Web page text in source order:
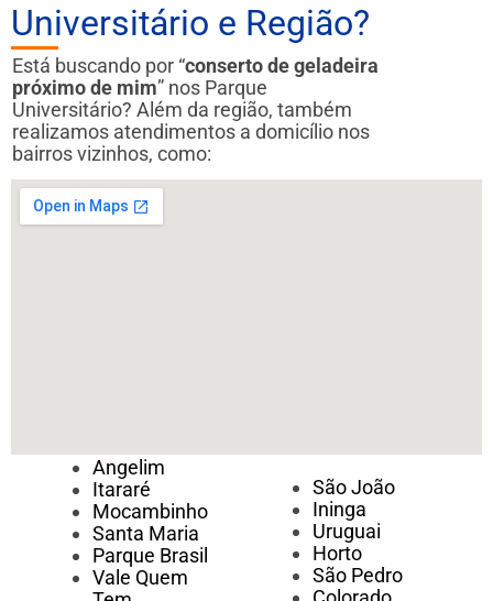
Universitário e Região?
Está buscando por “conserto de geladeira
próximo de mim” nos Parque
Universitário? Além da região, também
realizamos atendimentos a domicílio nos
bairros vizinhos, como:
Angelim
Itararé
Mocambinho
Santa Maria
Parque Brasil
Vale Quem
São João
Ininga
Uruguai
Horto
São Pedro